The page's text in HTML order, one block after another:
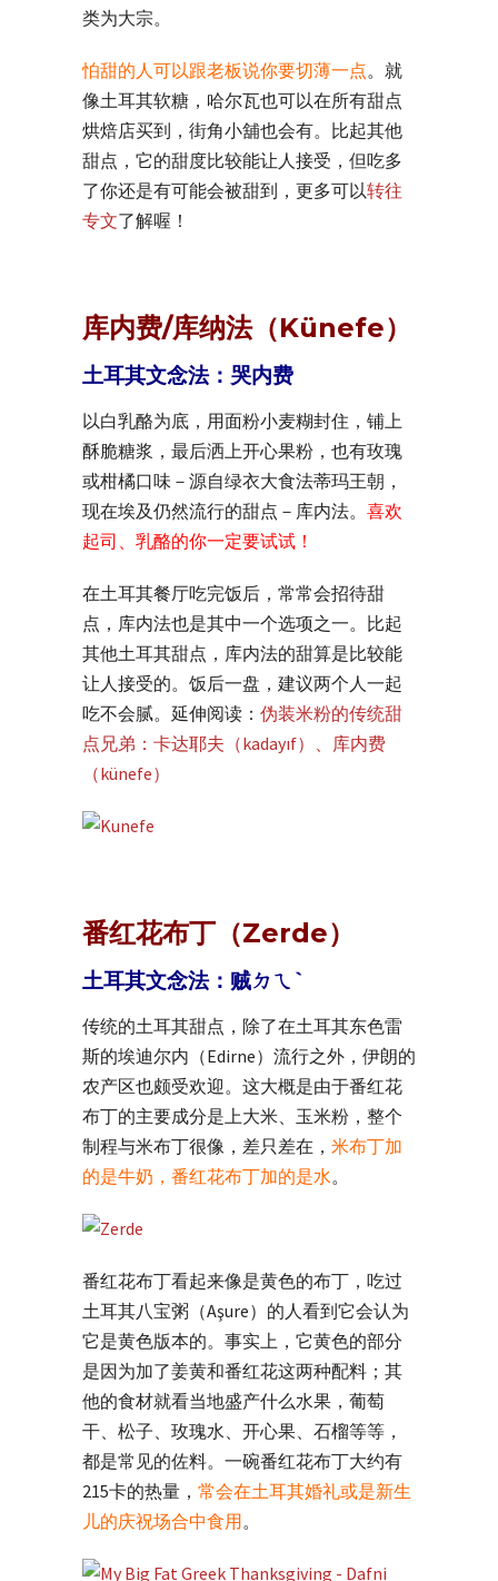
类为大宗。
怕甜的人可以跟老板说你要切薄一点。就
像土耳其软糖，哈尔瓦也可以在所有甜点
烘焙店买到，街角小舖也会有。比起其他
甜点，它的甜度比较能让人接受，但吃多
了你还是有可能会被甜到，更多可以转往
专文了解喔！
库内费/库纳法（Künefe）
土耳其文念法：哭内费
以白乳酪为底，用面粉小麦糊封住，铺上
酥脆糖浆，最后洒上开心果粉，也有玫瑰
或柑橘口味－源自绿衣大食法蒂玛王朝，
现在埃及仍然流行的甜点－库内法。 喜欢
起司、乳酪的你一定要试试！
在土耳其餐厅吃完饭后，常常会招待甜
点，库内法也是其中一个选项之一。比起
其他土耳其甜点，库内法的甜算是比较能
让人接受的。饭后一盘，建议两个人一起
吃不会腻。延伸阅读： 伪装米粉的传统甜
点兄弟：卡达耶夫（kadayıf）、库内费
（künefe）
番红花布丁（Zerde）
土耳其文念法：贼ㄉㄟˋ
传统的土耳其甜点，除了在土耳其东色雷
斯的埃迪尔内（Edirne）流行之外，伊朗的
农产区也颇受欢迎。这大概是由于番红花
布丁的主要成分是上大米、玉米粉，整个
制程与米布丁很像，差只差在， 米布丁加
的是牛奶，番红花布丁加的是水。
番红花布丁看起来像是黄色的布丁，吃过
土耳其八宝粥（Aşure）的人看到它会认为
它是黄色版本的。事实上，它黄色的部分
是因为加了姜黄和番红花这两种配料；其
他的食材就看当地盛产什么水果，葡萄
干、松子、玫瑰水、开心果、石榴等等，
都是常见的佐料。一碗番红花布丁大约有
215卡的热量， 常会在土耳其婚礼或是新生
儿的庆祝场合中食用。